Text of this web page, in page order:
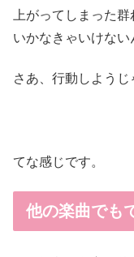
上がってしまった
いかなきゃいけない
さあ、行動しようじ
てな感じです。
他の楽曲でも